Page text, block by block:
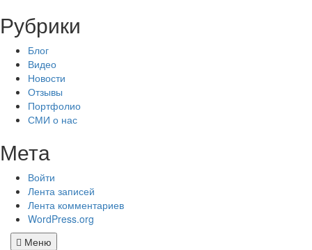
Рубрики
Блог
Видео
Новости
Отзывы
Портфолио
СМИ о нас
Мета
Войти
Лента записей
Лента комментариев
WordPress.org
Меню